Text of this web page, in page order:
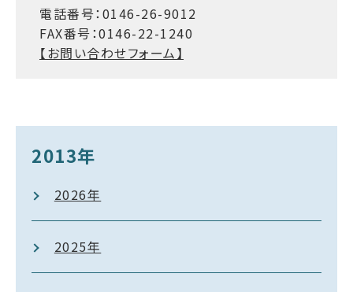
電話番号：0146-26-9012
FAX番号：0146-22-1240
【お問い合わせフォーム】
2013年
2026年
2025年